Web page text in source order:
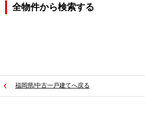
全物件から検索する
福岡県/中古一戸建てへ戻る